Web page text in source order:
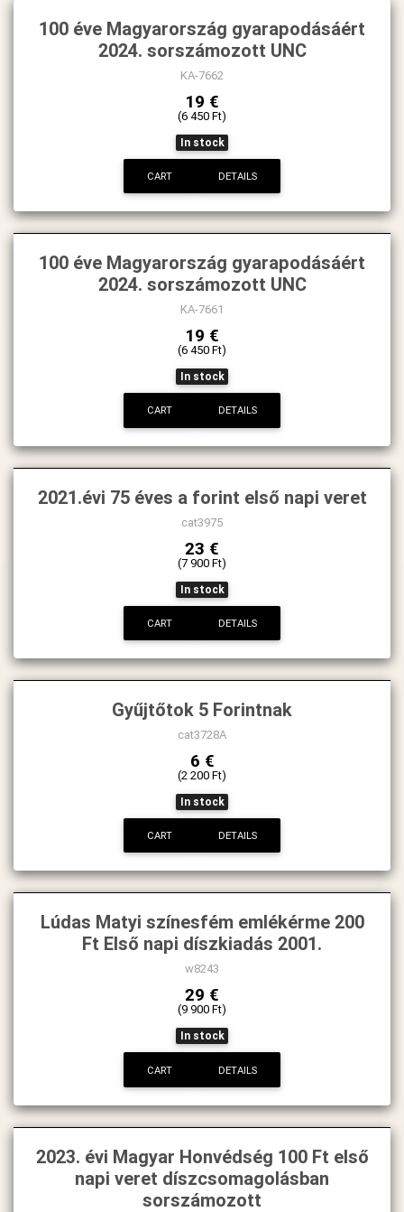
100 éve Magyarország gyarapodásáért
2024. sorszámozott UNC
KA-7662
19 €
(6 450 Ft)
In stock
CART DETAILS
100 éve Magyarország gyarapodásáért
2024. sorszámozott UNC
KA-7661
19 €
(6 450 Ft)
In stock
CART DETAILS
2021.évi 75 éves a forint első napi veret
cat3975
23 €
(7 900 Ft)
In stock
CART DETAILS
Gyűjtőtok 5 Forintnak
cat3728A
6 €
(2 200 Ft)
In stock
CART DETAILS
Lúdas Matyi színesfém emlékérme 200
Ft Első napi díszkiadás 2001.
w8243
29 €
(9 900 Ft)
In stock
CART DETAILS
2023. évi Magyar Honvédség 100 Ft első
napi veret díszcsomagolásban
sorszámozott